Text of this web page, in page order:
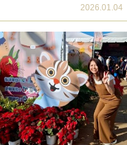
2026.01.04